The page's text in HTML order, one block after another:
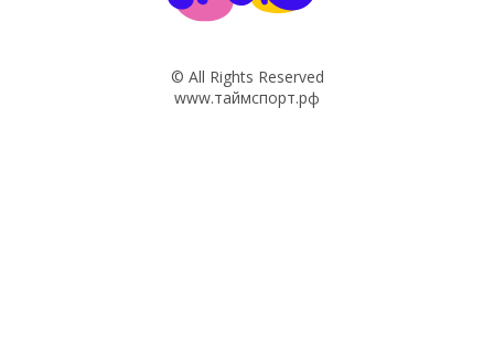
© All Rights Reserved
www.таймспорт.рф